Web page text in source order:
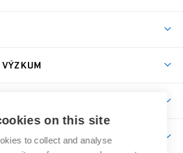
umění
formuláře
kurzy
činnost
on this site
to collect and analyse